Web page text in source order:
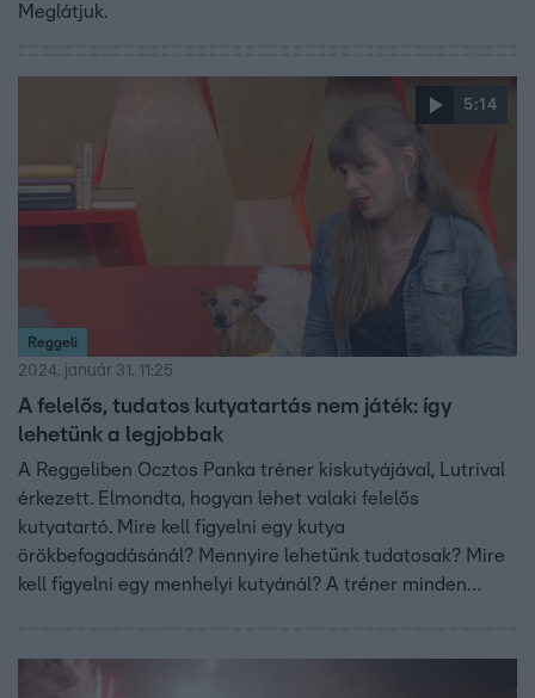
Meglátjuk.
5:14
Reggeli
2024. január 31. 11:25
A felelős, tudatos kutyatartás nem játék: így
lehetünk a legjobbak
A Reggeliben Ocztos Panka tréner kiskutyájával, Lutrival
érkezett. Elmondta, hogyan lehet valaki felelős
kutyatartó. Mire kell figyelni egy kutya
örökbefogadásánál? Mennyire lehetünk tudatosak? Mire
kell figyelni egy menhelyi kutyánál? A tréner minden